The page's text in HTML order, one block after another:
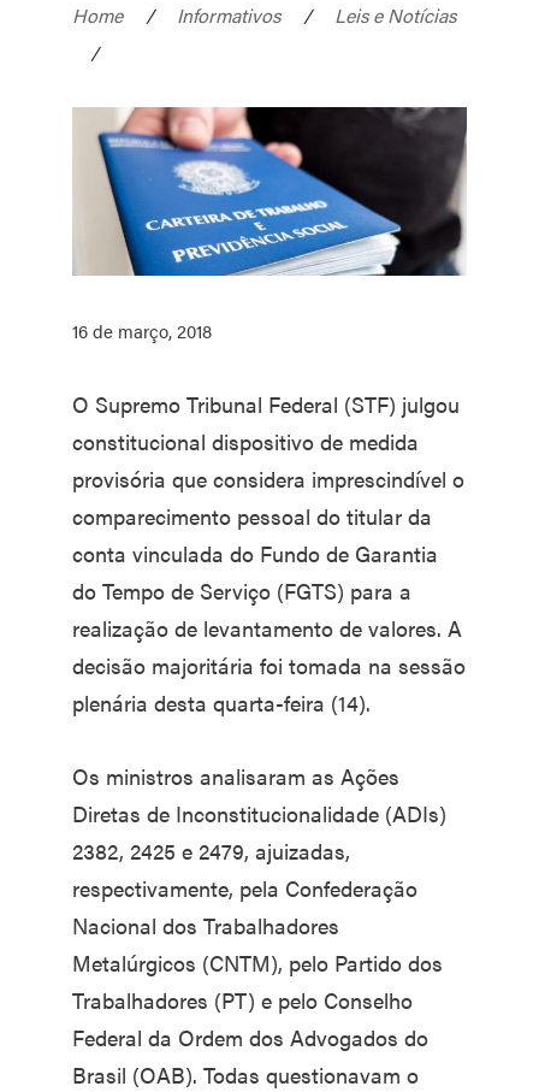
Home / Informativos /
Leis e Notícias
/
16 de março, 2018
O Supremo Tribunal Federal (STF) julgou
constitucional dispositivo de medida
provisória que considera imprescindível o
comparecimento pessoal do titular da
conta vinculada do Fundo de Garantia
do Tempo de Serviço (FGTS) para a
realização de levantamento de valores. A
decisão majoritária foi tomada na sessão
plenária desta quarta-feira (14).
Os ministros analisaram as Ações
Diretas de Inconstitucionalidade (ADIs)
2382, 2425 e 2479, ajuizadas,
respectivamente, pela Confederação
Nacional dos Trabalhadores
Metalúrgicos (CNTM), pelo Partido dos
Trabalhadores (PT) e pelo Conselho
Federal da Ordem dos Advogados do
Brasil (OAB). Todas questionavam o